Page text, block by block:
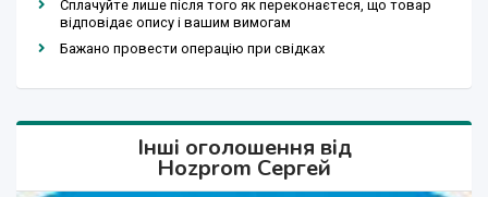
Сплачуйте лише після того як переконаєтеся, що товар
відповідає опису і вашим вимогам
Бажано провести операцію при свідках
Інші оголошення від
Hozprom Сергей